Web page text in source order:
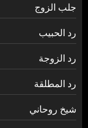
جلب الزوج
رد الحبيب
رد الزوجة
رد المطلقة
شيخ روحاني